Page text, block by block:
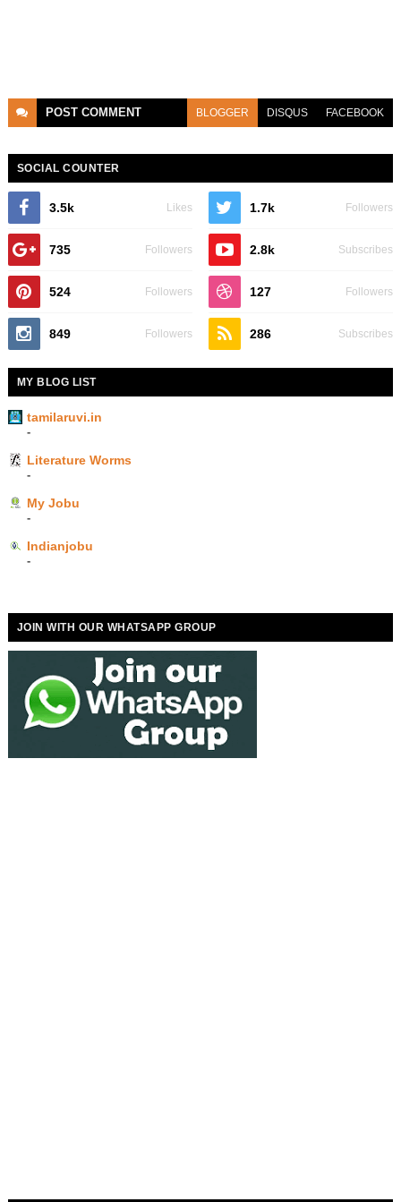
POST COMMENT BLOGGER DISQUS FACEBOOK
SOCIAL COUNTER
3.5k Likes 1.7k Followers
735 Followers 2.8k Subscribes
524 Followers 127 Followers
849 Followers 286 Subscribes
MY BLOG LIST
tamilaruvi.in
-
Literature Worms
-
My Jobu
-
Indianjobu
-
JOIN WITH OUR WHATSAPP GROUP